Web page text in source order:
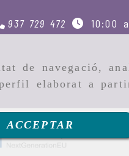
de navegació,
elaborat a
ACCEPTAR
937 729 472
10:00